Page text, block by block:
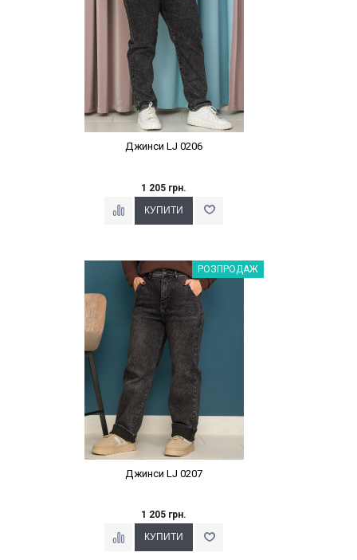
Джинси LJ 0206
1 205 грн.
Наклейки Варіант з %РОЗПРОДАЖ
Джинси LJ 0207
1 205 грн.